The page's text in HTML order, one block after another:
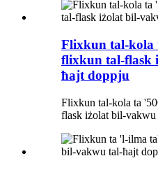
Flixkun tal-kola
flixkun tal-flask
ħajt doppju
Flixkun tal-kola ta
flask iżolat bil-vakwu